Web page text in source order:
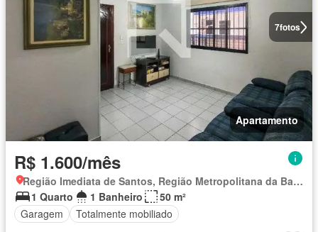
7fotos
Apartamento
R$ 1.600/mês
Região Imediata de Santos, Região Metropolitana da Baixada Santista
1 Quarto
1 Banheiro
50 m²
Garagem
Totalmente mobiliado